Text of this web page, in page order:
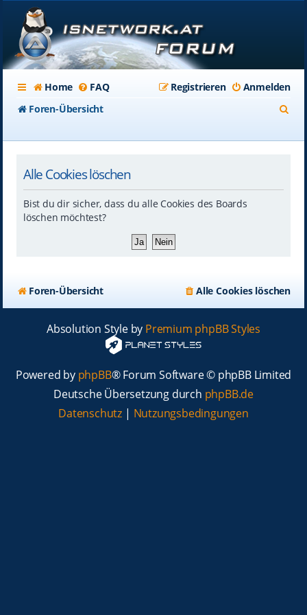
Home FAQ Anmelden
Registrieren
Foren-Übersicht
Alle Cookies löschen
Bist du dir sicher, dass du alle Cookies des Boards
löschen möchtest?
Foren-Übersicht Alle Cookies löschen
Absolution Style by Premium phpBB Styles
Powered by phpBB® Forum Software © phpBB Limited
Deutsche Übersetzung durch phpBB.de
Datenschutz | Nutzungsbedingungen